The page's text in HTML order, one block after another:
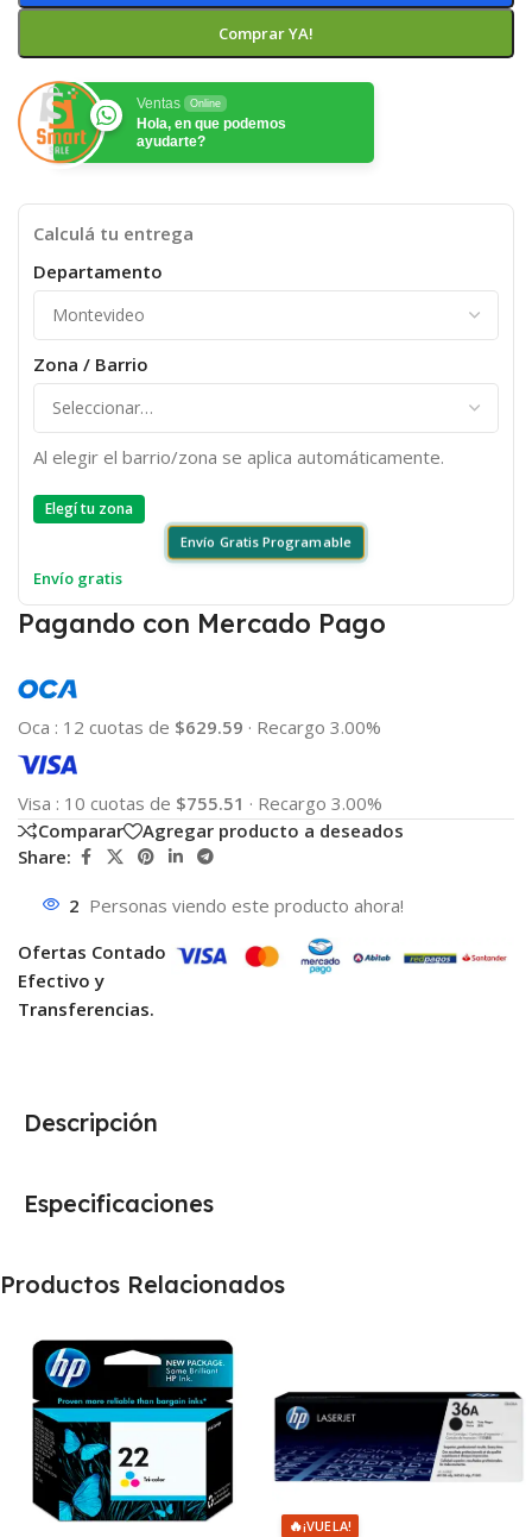
Comprar YA!
Ventas Online
Hola, en que podemos
ayudarte?
Calculá tu entrega
Departamento
Zona / Barrio
Al elegir el barrio/zona se aplica automáticamente.
Elegí tu zona
Envío Gratis Programable
Envío gratis
Pagando con Mercado Pago
Oca : 12 cuotas de $629.59 · Recargo 3.00%
Visa : 10 cuotas de $755.51 · Recargo 3.00%
Comparar
Agregar producto a deseados
Share:
2 Personas viendo este producto ahora!
Ofertas Contado
Efectivo y
Transferencias.
Descripción
Especificaciones
Productos Relacionados
🔥¡VUELA!